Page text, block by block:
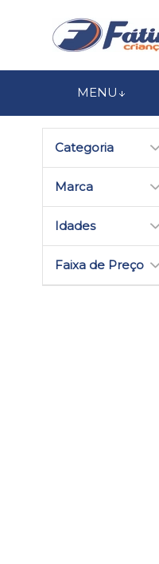
MENU
Categoria
Marca
Idades
Faixa de Preço